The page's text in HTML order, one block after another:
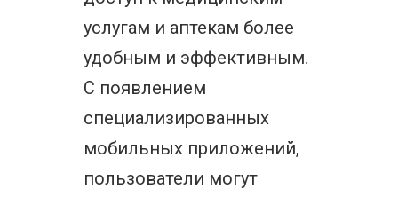
услугам и аптекам более
удобным и эффективным.
С появлением
специализированных
мобильных приложений,
пользователи могут